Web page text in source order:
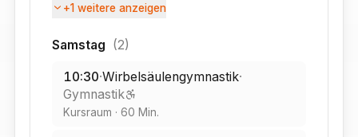
+1weitere anzeigen
Samstag (2)
10:30·Wirbelsäulengymnastik·
Gymnastik
Kursraum · 60 Min.